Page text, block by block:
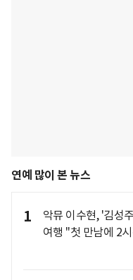
연예 많이 본 뉴스
1
악뮤 이수현, '김성
여행 "첫 만남에 2